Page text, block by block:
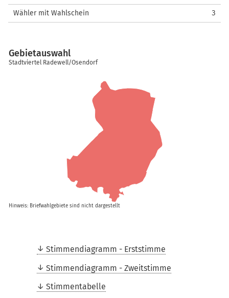
Wähler mit Wahlschein 3
Hinweis: Briefwahlgebiete sind nicht dargestellt
Gebietauswahl
Stadtviertel Radewell/Osendorf
Stimmendiagramm - Erststimme
Stimmendiagramm - Zweitstimme
Stimmentabelle